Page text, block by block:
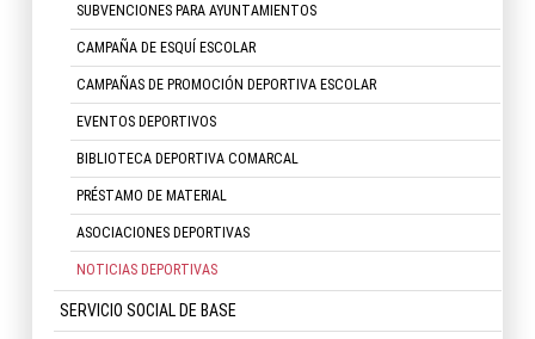
SUBVENCIONES PARA AYUNTAMIENTOS
CAMPAÑA DE ESQUÍ ESCOLAR
CAMPAÑAS DE PROMOCIÓN DEPORTIVA ESCOLAR
EVENTOS DEPORTIVOS
BIBLIOTECA DEPORTIVA COMARCAL
PRÉSTAMO DE MATERIAL
ASOCIACIONES DEPORTIVAS
NOTICIAS DEPORTIVAS
SERVICIO SOCIAL DE BASE